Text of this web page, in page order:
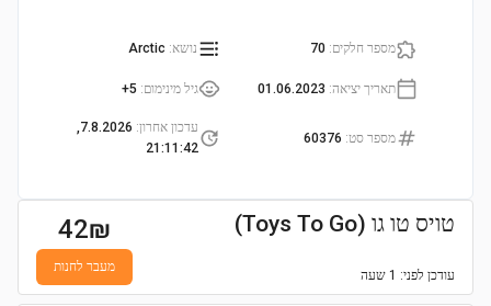
מספר חלקים:
70 נושא:
Arctic
תאריך יציאה:
01.06.2023 גיל מינימום:
5+
מספר סט:
60376
עדכון אחרון:
7.8.2026,
21:11:42
טויס טו גו (Toys To Go)
עודכן לפני: 1 שעה
42₪
מעבר לחנות